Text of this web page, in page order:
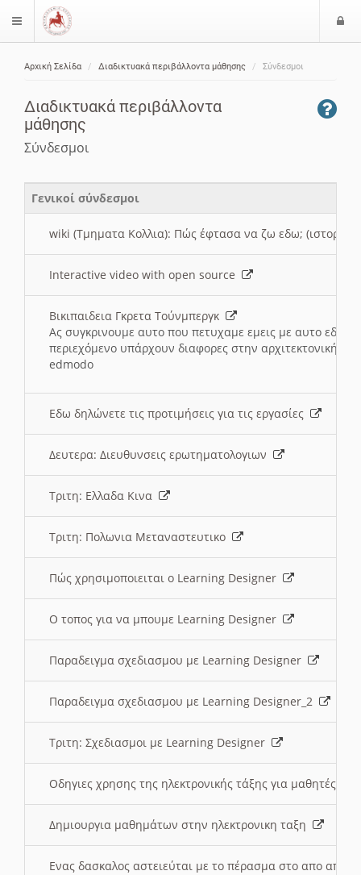
$langMenu
Αρχική Σελίδα Διαδικτυακά περιβάλλοντα μάθησης Σύνδεσμοι
Διαδικτυακά περιβάλλοντα
μάθησης
Σύνδεσμοι
Γενικοί σύνδεσμοι
wiki (Τμηματα Κολλια): Πώς έφτασα να ζω εδω; (ιστορια)
Interactive video with open source
Βικιπαιδεια Γκρετα Τούνμπεργκ
Ας συγκρινουμε αυτο που πετυχαμε εμεις με αυτο εδω
περιεχόμενο υπάρχουν διαφορες στην αρχιτεκτονική
edmodo
Εδω δηλώνετε τις προτιμήσεις για τις εργασίες
Δευτερα: Διευθυνσεις ερωτηματολογιων
Τριτη: Ελλαδα Κινα
Τριτη: Πολωνια Μεταναστευτικο
Πώς χρησιμοποιειται ο Learning Designer
O τοπος για να μπουμε Learning Designer
Παραδειγμα σχεδιασμου με Learning Designer
Παραδειγμα σχεδιασμου με Learning Designer_2
Τριτη: Σχεδιασμοι με Learning Designer
Οδηγιες χρησης της ηλεκτρονικής τάξης για μαθητές
Δημιουργια μαθημάτων στην ηλεκτρονικη ταξη
Ενας δασκαλος αστειεύται με το πέρασμα στο απο